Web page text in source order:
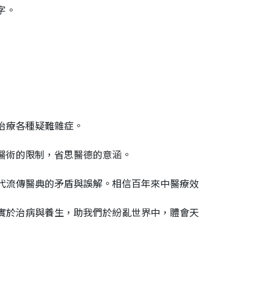
。
療各種疑難雜症。
術的限制，省思醫德的意涵。
傳醫典的矛盾與誤解。相信百年來中醫療效
治病與養生，助我們於紛亂世界中，體會天